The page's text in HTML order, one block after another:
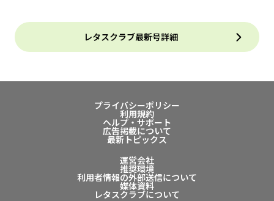
レタスクラブ最新号詳細
プライバシーポリシー
利用規約
ヘルプ・サポート
広告掲載について
最新トピックス
運営会社
推奨環境
利用者情報の外部送信について
媒体資料
レタスクラブについて